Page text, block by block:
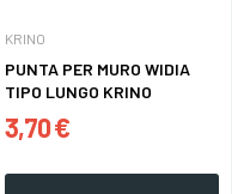
KRINO
PUNTA PER MURO WIDIA
TIPO LUNGO KRINO
3,70 €